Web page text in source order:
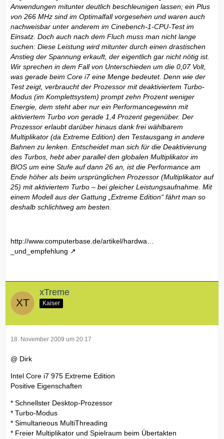
Anwendungen mitunter deutlich beschleunigen lassen; ein Plus
von 266 MHz sind im Optimalfall vorgesehen und waren auch
nachweisbar unter anderem im Cinebench-1-CPU-Test im
Einsatz. Doch auch nach dem Fluch muss man nicht lange
suchen: Diese Leistung wird mitunter durch einen drastischen
Anstieg der Spannung erkauft, der eigentlich gar nicht nötig ist.
Wir sprechen in dem Fall von Unterschieden um die 0,07 Volt,
was gerade beim Core i7 eine Menge bedeutet. Denn wie der
Test zeigt, verbraucht der Prozessor mit deaktiviertem Turbo-
Modus (im Komplettsystem) prompt zehn Prozent weniger
Energie, dem steht aber nur ein Performancegewinn mit
aktiviertem Turbo von gerade 1,4 Prozent gegenüber. Der
Prozessor erlaubt darüber hinaus dank frei wählbarem
Multiplikator (da Extreme Edition) den Testausgang in andere
Bahnen zu lenken. Entscheidet man sich für die Deaktivierung
des Turbos, hebt aber parallel den globalen Multiplikator im
BIOS um eine Stufe auf dann 26 an, ist die Performance am
Ende höher als beim ursprünglichen Prozessor (Multiplikator auf
25) mit aktiviertem Turbo – bei gleicher Leistungsaufnahme. Mit
einem Modell aus der Gattung „Extreme Edition“ fährt man so
deshalb schlichtweg am besten.
http://www.computerbase.de/artikel/hardwa…
_und_empfehlung
xTreme
Kaiser
18. November 2009 um 20:17
@ Dirk
Intel Core i7 975 Extreme Edition
Positive Eigenschaften
* Schnellster Desktop-Prozessor
* Turbo-Modus
* Simultaneous MultiThreading
* Freier Multiplikator und Spielraum beim Übertakten